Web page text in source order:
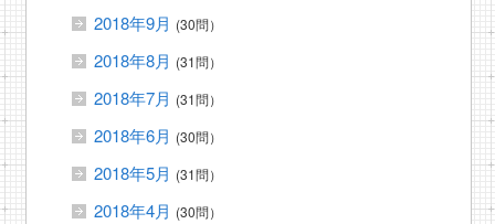
2018年9月 (30問）
2018年8月 (31問）
2018年7月 (31問）
2018年6月 (30問）
2018年5月 (31問）
2018年4月 (30問）